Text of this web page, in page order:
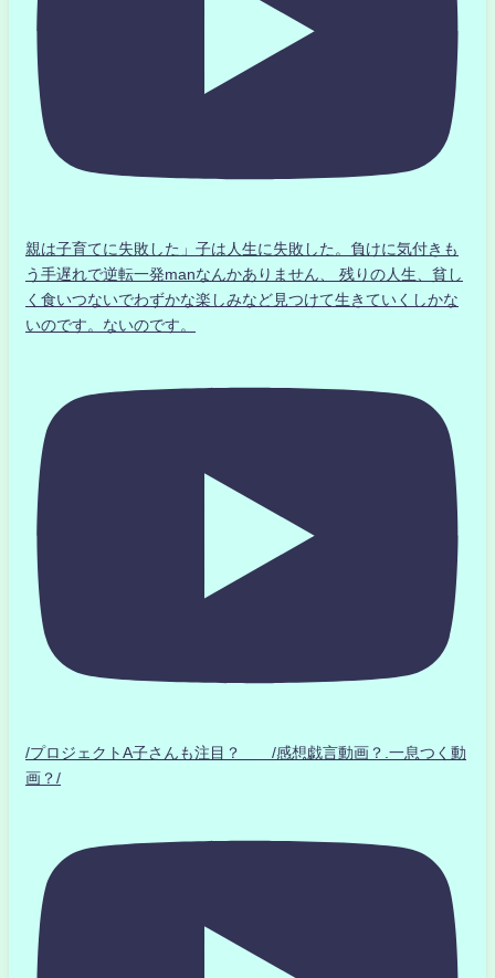
親は子育てに失敗した」子は人生に失敗した。負けに気付きも
う手遅れで逆転一発manなんかありません、 残りの人生、貧し
く食いつないでわずかな楽しみなど見つけて生きていくしかな
いのです。ないのです。
/プロジェクトA子さんも注目？ /感想戯言動画？.一息つく動
画？/